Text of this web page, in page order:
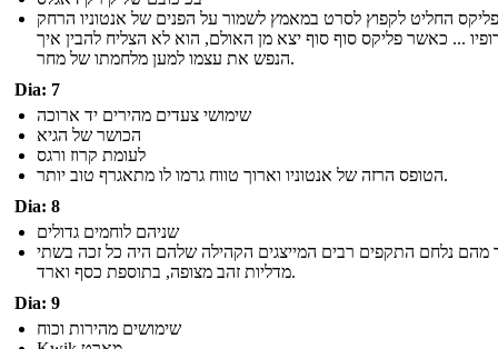
פליקס החליט לקפוץ לסרט במאמץ לשמור על הפנים של אנטוניו הרחק
... כאשר פליקס סוף סוף יצא מן האולם, הוא לא הצליח להבין איך
הנפש את עצמו למען מלחמתו של מחר.
Dia: 7
שימושי צעדים מהירים יד ארוכה
הכושר של הגיא
לעומת קרוז ורגס
הטופס הרזה של אנטוניו וארוך טווח גרמו לו מתאגרף טוב יותר.
Dia: 8
שניהם לוחמים גדולים
מהם נלחם התקפים רבים המייצגים הקהילה שלהם היה כל זכה בשתי
מדליות זהב מצופה, בתוספת כסף וארד.
Dia: 9
שימושים מהירות וכוח